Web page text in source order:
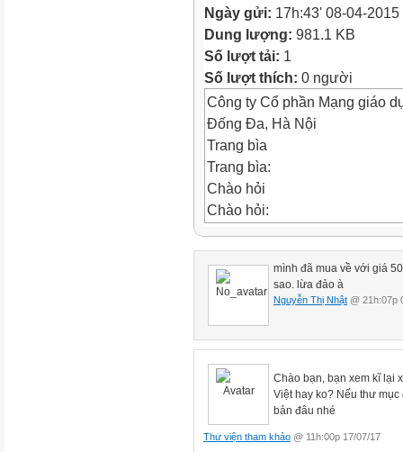
Ngày gửi: 17h:43' 08-04-2015
Dung lượng: 981.1 KB
Số lượt tải: 1
Số lượt thích: 0 người
Công ty Cổ phần Mạng giáo
Đống Đa, Hà Nội
Trang bìa
Trang bìa:
Chào hỏi
Chào hỏi:
ĐỌC LỚP 1 KTBC
ktbc:
KIỂM TRA BÀI CŨ 1. Mèo
Tên bài:
TẬP ĐỌC NGƯỜI BẠN TỐT
Trong giờ vẽ, Hà bị gãy bút
chiếc bút bạn chưa dùng với.
Nụ ngồi sau thấy vậy liền đưa
dây đeo cặp của Cúc bị tuột.
mình đã mua về với giá
sao. lừa đảo à
Nguyễn Thị Nhật @ 21h:07p
Chào bạn, bạn xem kĩ lại
Việt hay ko? Nếu thư
bản đâu nhé
Thư viện tham khảo @ 11h:00p 17/07/17